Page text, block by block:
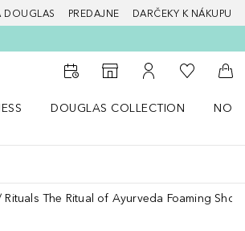
DOUGLAS PREDAJNE DARČEKY K NÁKUPU
Do vyhľadávača predajní
Do môjho účtu
Do môjho
Do
DOUGLAS COLLECTION
Rituals The Ritual of Ayurveda Foaming